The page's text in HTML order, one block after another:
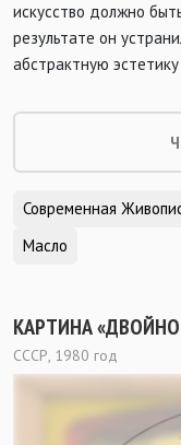
искусство должно
результате он
абстрактную
Современная
Масло
КАРТИНА
СССР, 1980 год